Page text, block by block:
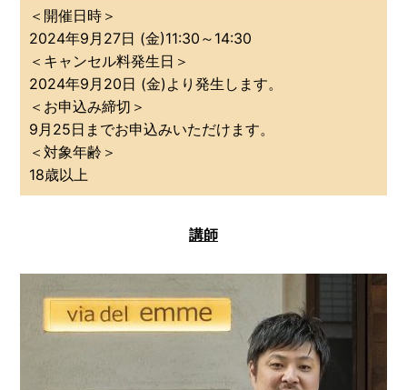
＜開催日時＞
2024年9月27日 (金)11:30～14:30
＜キャンセル料発生日＞
2024年9月20日 (金)より発生します。
＜お申込み締切＞
9月25日までお申込みいただけます。
＜対象年齢＞
18歳以上
講師